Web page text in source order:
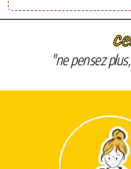
"ne pensez